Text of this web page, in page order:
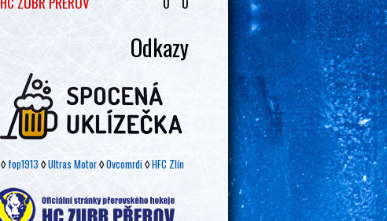
Odkazy
◊fop1913 ◊Ultras Motor◊Ovcomrdi◊HFC Zlín